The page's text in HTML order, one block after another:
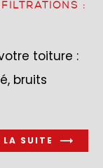
:
toiture :
bruits
LA SUITE